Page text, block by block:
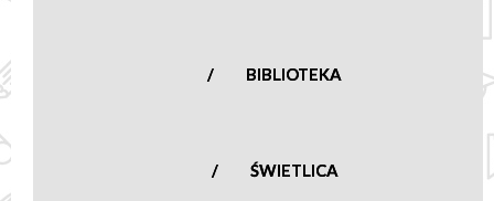
BIBLIOTEKA
ŚWIETLICA